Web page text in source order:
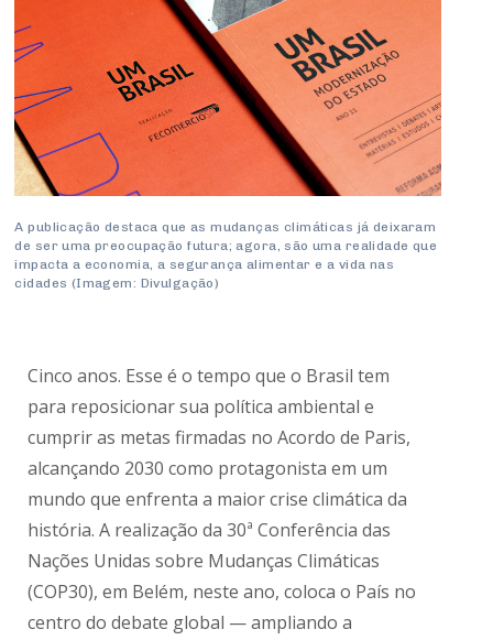
Prêmio de Sustentabilidade
Conselho de Relações Internacionais
Conselho de Sustentabilidade
Conselho de Comércio Eletrônico
A publicação destaca que as mudanças climáticas já deixaram
de ser uma preocupação futura; agora, são uma realidade que
impacta a economia, a segurança alimentar e a vida nas
cidades (Imagem: Divulgação)
Cinco anos. Esse é o tempo que o Brasil tem
para reposicionar sua política ambiental e
cumprir as metas firmadas no Acordo de Paris,
alcançando 2030 como protagonista em um
mundo que enfrenta a maior crise climática da
história. A realização da 30ª Conferência das
Nações Unidas sobre Mudanças Climáticas
(COP30), em Belém, neste ano, coloca o País no
centro do debate global — ampliando a